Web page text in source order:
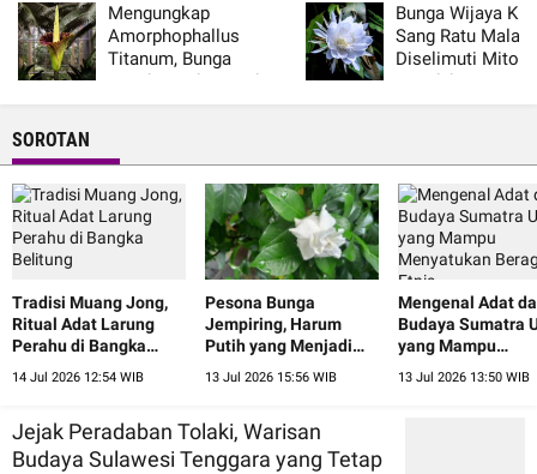
Mengungkap
Amorphophallus
Titanum, Bunga
Bangkai Raksasa dari
Bunga Wijaya
Sang Ratu
Diselimuti Mitos
Keindahan
SOROTAN
Tradisi Muang Jong,
Ritual Adat Larung
Perahu di Bangka
Belitung
14 Jul 2026 12:54 WIB
Pesona Bunga
Jempiring, Harum
Putih yang Menjadi
Lambang Keindahan
13 Jul 2026 15:56 WIB
Mengenal Adat
Budaya Sumatra
yang Mampu
Menyatukan
13 Jul 2026 13:50 WIB
Jejak Peradaban Tolaki, Warisan
Budaya Sulawesi Tenggara yang Tetap